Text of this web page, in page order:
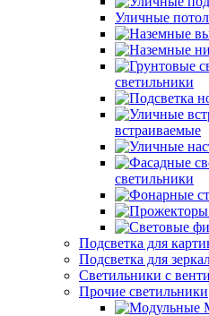
Уличные
светильники
встраиваемые
светильники
Подсветка для
Подсветка для
Светильники с
Прочие светильники